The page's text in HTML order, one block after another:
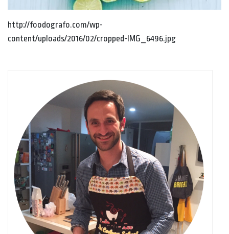
http://foodografo.com/wp-
content/uploads/2016/02/cropped-IMG_6496.jpg